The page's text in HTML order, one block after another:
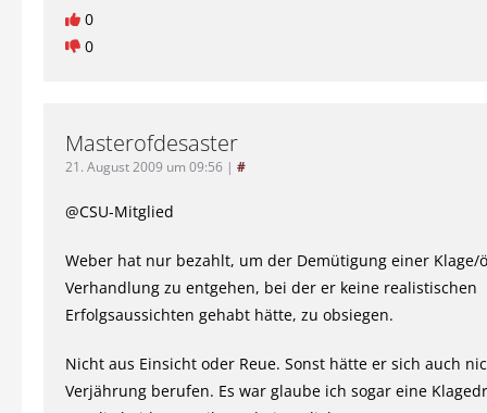
0
0
Masterofdesaster
21. August 2009 um 09:56 | #
@CSU-Mitglied
Weber hat nur bezahlt, um der Demütigung einer Klage/
Verhandlung zu entgehen, bei der er keine realistischen
Erfolgsaussichten gehabt hätte, zu obsiegen.
Nicht aus Einsicht oder Reue. Sonst hätte er sich auch
Verjährung berufen. Es war glaube ich sogar eine